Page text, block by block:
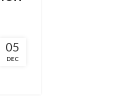
05
DEC
bisa